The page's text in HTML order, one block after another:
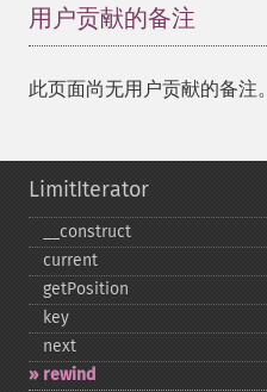
用户贡献的备注
此页面尚无用户贡献的备注。
LimitIterator
_​_​construct
current
getPosition
key
next
rewind